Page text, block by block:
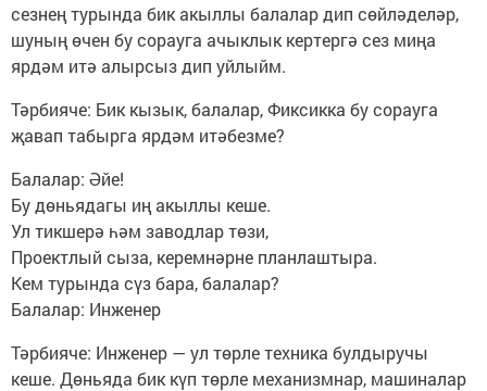
сезнең турында бик акыллы балалар дип сөйләделәр,
шуның өчен бу сорауга ачыклык кертергә сез миңа
ярдәм итә алырсыз дип уйлыйм.
Тәрбияче: Бик кызык, балалар, Фиксикка бу сорауга
җавап табырга ярдәм итәбезме?
Балалар: Әйе!
Бу дөньядагы иң акыллы кеше.
Ул тикшерә һәм заводлар төзи,
Проектлый сыза, керемнәрне планлаштыра.
Кем турында сүз бара, балалар?
Балалар: Инженер
Тәрбияче: Инженер — ул төрле техника булдыручы
кеше. Дөньяда бик күп төрле механизмнар, машиналар